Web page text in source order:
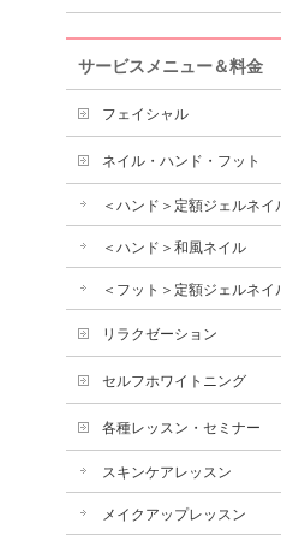
サービスメニュー＆料金
フェイシャル
ネイル・ハンド・フット
＜ハンド＞定額ジェルネイ
＜ハンド＞和風ネイル
＜フット＞定額ジェルネイ
リラクゼーション
セルフホワイトニング
各種レッスン・セミナー
スキンケアレッスン
メイクアップレッスン